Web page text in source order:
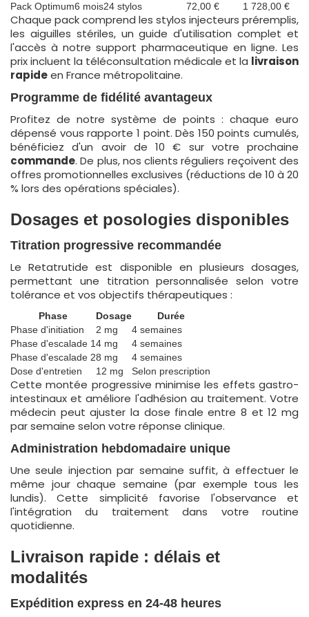
Pack Optimum6 mois24 stylos 72,00 € 1 728,00 €
Chaque pack comprend les stylos injecteurs préremplis,
les aiguilles stériles, un guide d'utilisation complet et
l'accès à notre support pharmaceutique en ligne. Les
prix incluent la téléconsultation médicale et la livraison
rapideen France métropolitaine.
Programme de fidélité avantageux
Profitez de notre système de points : chaque euro
dépensé vous rapporte 1 point. Dès 150 points cumulés,
bénéficiez d'un avoir de 10 € sur votre prochaine
commande. De plus, nos clients réguliers reçoivent des
offres promotionnelles exclusives (réductions de 10 à 20
% lors des opérations spéciales).
Dosages et posologies disponibles
Titration progressive recommandée
Le Retatrutide est disponible en plusieurs dosages,
permettant une titration personnalisée selon votre
tolérance et vos objectifs thérapeutiques :
Phase Dosage
Durée
Phase d'initiation
2 mg
4 semaines
Phase d'escalade 14 mg
4 semaines
Phase d'escalade 28 mg
4 semaines
Dose d'entretien
12 mg Selon prescription
Cette montée progressive minimise les effets gastro-
intestinaux et améliore l'adhésion au traitement. Votre
médecin peut ajuster la dose finale entre 8 et 12 mg
par semaine selon votre réponse clinique.
Administration hebdomadaire unique
Une seule injection par semaine suffit, à effectuer le
même jour chaque semaine (par exemple tous les
lundis). Cette simplicité favorise l'observance et
l'intégration du traitement dans votre routine
quotidienne.
Livraison rapide : délais et
modalités
Expédition express en 24-48 heures